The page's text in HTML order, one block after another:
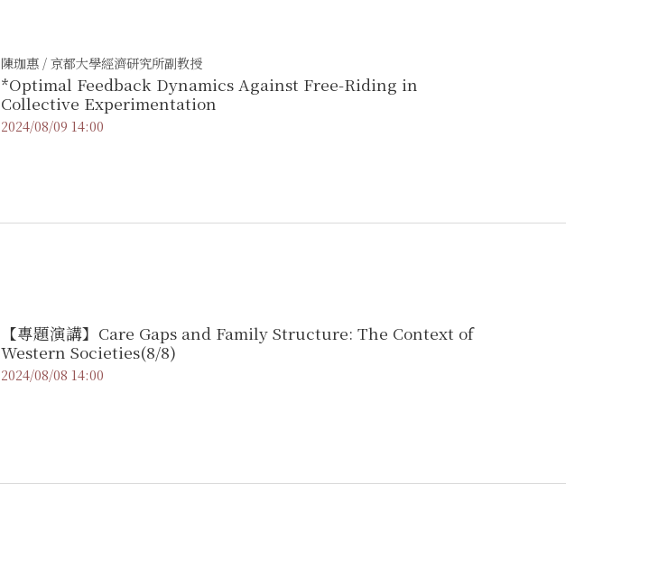
陳珈惠 / 京都大學經濟研究所副教授
*Optimal Feedback Dynamics Against Free-Riding in
Collective Experimentation
2024/08/09 14:00
【專題演講】Care Gaps and Family Structure: The Context of
Western Societies(8/8)
2024/08/08 14:00